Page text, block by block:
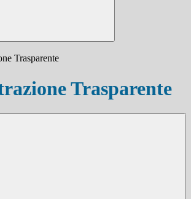
Trasparente
Trasparente